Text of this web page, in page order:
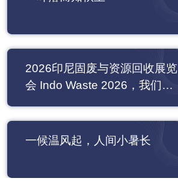
2026印尼固废与资源回收展览
会 Indo Waste 2026，我们不
一候温风起，人间小暑长